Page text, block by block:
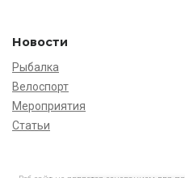
Новости
Рыбалка
Велоспорт
Мероприятия
Статьи